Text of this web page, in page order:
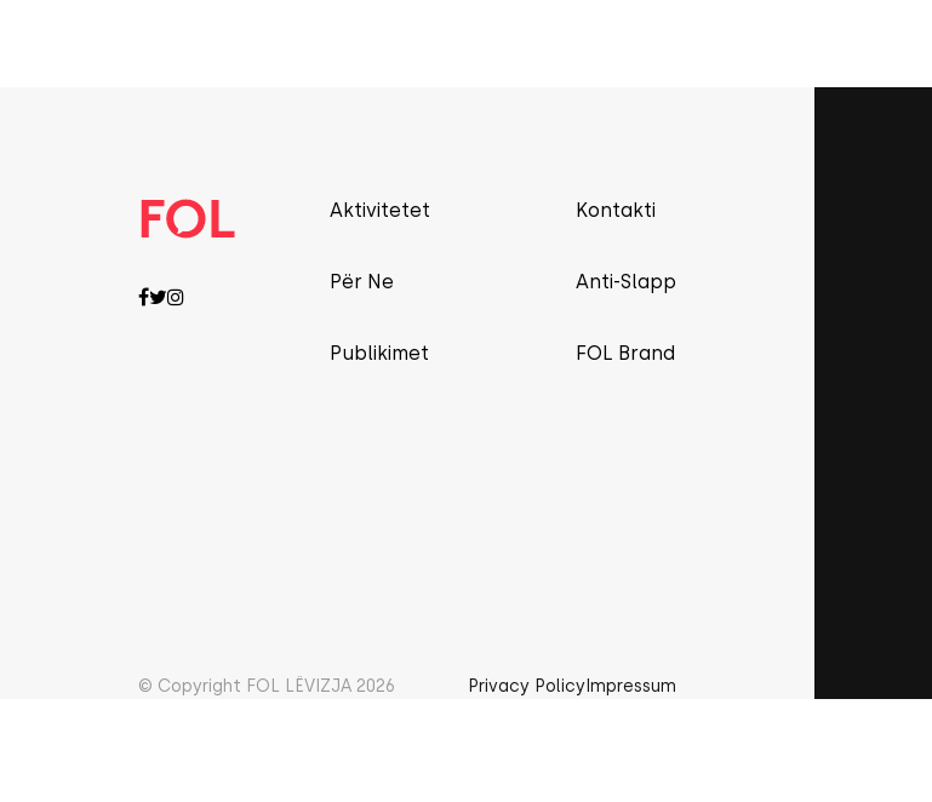
Aktivitetet
Për Ne
Publikimet
Kontakti
Anti-Slapp
FOL Brand
© Copyright FOL LËVIZJA 2026 Privacy Policy Impressum